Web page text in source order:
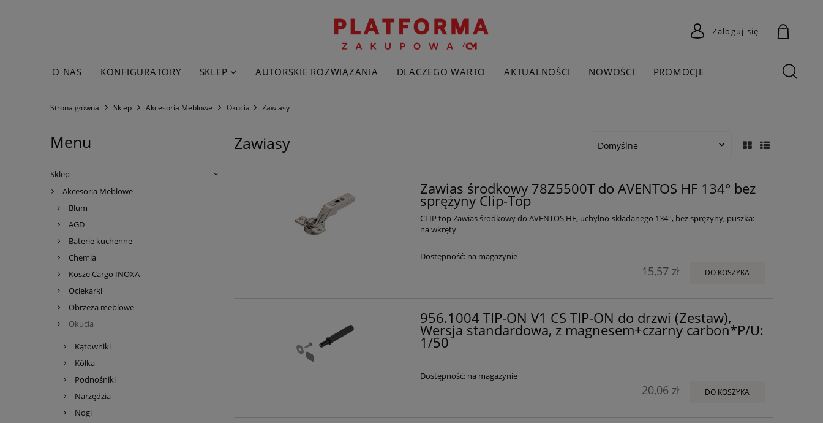
Zaloguj się
O NAS KONFIGURATORY SKLEP AUTORSKIE ROZWIĄZANIA DLACZEGO WARTO AKTUALNOŚCI NOWOŚCI PROMOCJE
WYPRZEDAŻE
Strona główna Sklep Akcesoria Meblowe Okucia Zawiasy
Menu
Sklep
Akcesoria Meblowe
Blum
AGD
Baterie kuchenne
Chemia
Kosze Cargo INOXA
Ociekarki
Obrzeża meblowe
Okucia
Kątowniki
Kółka
Podnośniki
Narzędzia
Nogi
Zawiasy
Zawias środkowy 78Z5500T do AVENTOS HF 134° bez
sprężyny Clip-Top
CLIP top Zawias środkowy do AVENTOS HF, uchylno-składanego 134°, bez sprężyny, puszka:
na wkręty
Dostępność: na magazynie
15,57 zł DO KOSZYKA
956.1004 TIP-ON V1 CS TIP-ON do drzwi (Zestaw),
Wersja standardowa, z magnesem+czarny carbon*P/U:
1/50
Dostępność: na magazynie
20,06 zł DO KOSZYKA